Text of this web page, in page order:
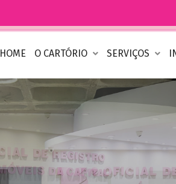
HOME O CARTÓRIO SERVIÇOS